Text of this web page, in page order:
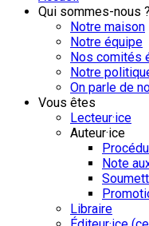
Qui sommes-nous ?
Notre maison
Notre équipe
Nos comités
Notre
On parle de
Vous êtes
Lecteur·ice
Auteur·ice
Note
Libraire